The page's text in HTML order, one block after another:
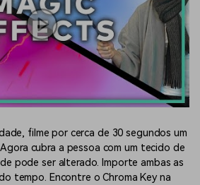
filme por cerca de 30 segundos um
cubra a pessoa com um tecido de
pode ser alterado. Importe ambas as
tempo. Encontre o Chroma Key na